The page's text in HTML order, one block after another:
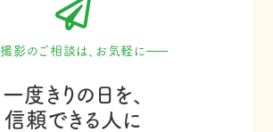
撮影のご相談は、お気軽に
一度きりの日を、
信頼できる人に